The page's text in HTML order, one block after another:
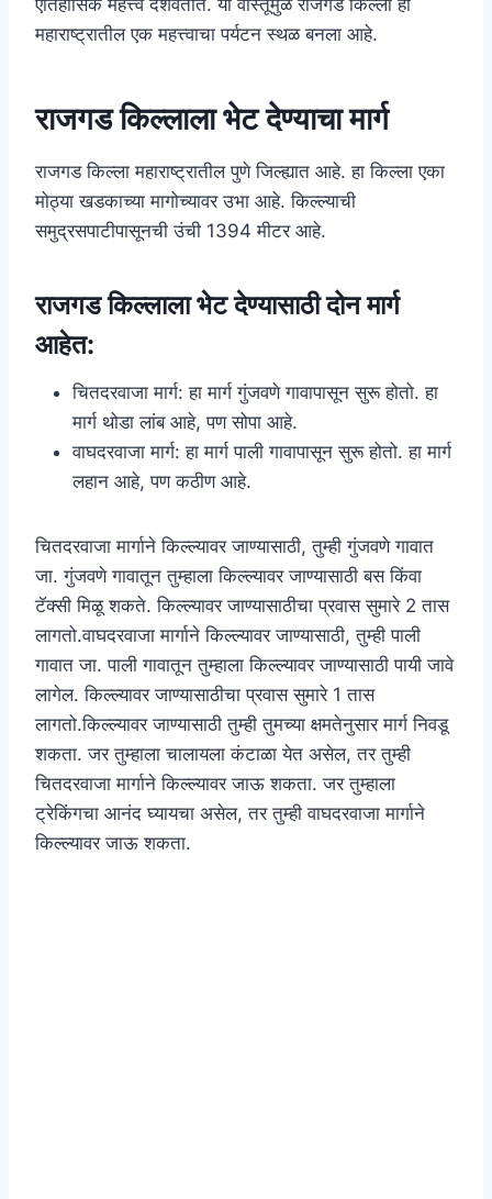
ऐतिहासिक महत्त्व दर्शवतात. या वास्तूंमुळे राजगड किल्ला हा
महाराष्ट्रातील एक महत्त्वाचा पर्यटन स्थळ बनला आहे.
राजगड किल्लाला भेट देण्याचा मार्ग
राजगड किल्ला महाराष्ट्रातील पुणे जिल्ह्यात आहे. हा किल्ला एका
मोठ्या खडकाच्या मागोच्यावर उभा आहे. किल्ल्याची
समुद्रसपाटीपासूनची उंची 1394 मीटर आहे.
राजगड किल्लाला भेट देण्यासाठी दोन मार्ग
आहेत:
चितदरवाजा मार्ग: हा मार्ग गुंजवणे गावापासून सुरू होतो. हा
मार्ग थोडा लांब आहे, पण सोपा आहे.
वाघदरवाजा मार्ग: हा मार्ग पाली गावापासून सुरू होतो. हा मार्ग
लहान आहे, पण कठीण आहे.
चितदरवाजा मार्गाने किल्ल्यावर जाण्यासाठी, तुम्ही गुंजवणे गावात
जा. गुंजवणे गावातून तुम्हाला किल्ल्यावर जाण्यासाठी बस किंवा
टॅक्सी मिळू शकते. किल्ल्यावर जाण्यासाठीचा प्रवास सुमारे 2 तास
लागतो.वाघदरवाजा मार्गाने किल्ल्यावर जाण्यासाठी, तुम्ही पाली
गावात जा. पाली गावातून तुम्हाला किल्ल्यावर जाण्यासाठी पायी जावे
लागेल. किल्ल्यावर जाण्यासाठीचा प्रवास सुमारे 1 तास
लागतो.किल्ल्यावर जाण्यासाठी तुम्ही तुमच्या क्षमतेनुसार मार्ग निवडू
शकता. जर तुम्हाला चालायला कंटाळा येत असेल, तर तुम्ही
चितदरवाजा मार्गाने किल्ल्यावर जाऊ शकता. जर तुम्हाला
ट्रेकिंगचा आनंद घ्यायचा असेल, तर तुम्ही वाघदरवाजा मार्गाने
किल्ल्यावर जाऊ शकता.